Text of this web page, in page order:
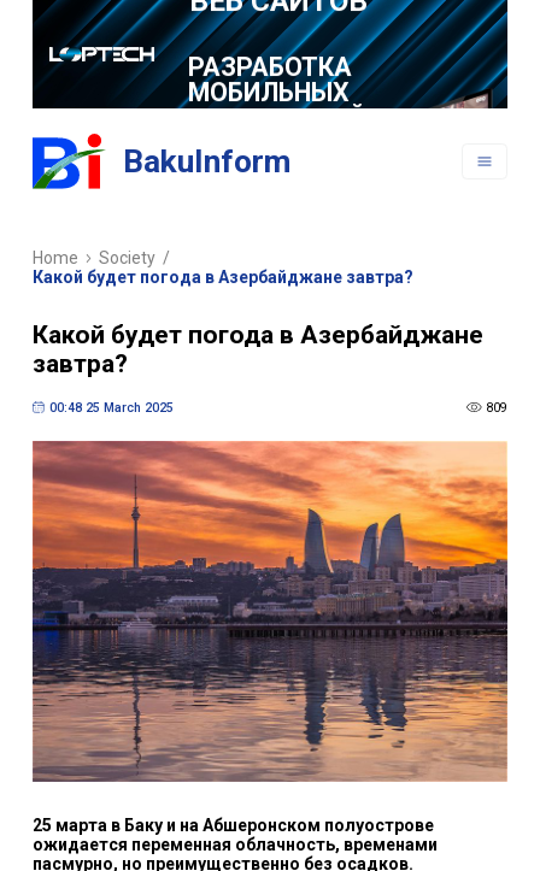
РАЗРАБОТКА
МОБИЛЬНЫХ
ПРИЛОЖЕНИЙ
BakuInform
Home Society /
Какой будет погода в Азербайджане завтра?
Какой будет погода в Азербайджане
завтра?
00:48 25 March 2025 809
25 марта в Баку и на Абшеронском полуострове
ожидается переменная облачность, временами
пасмурно, но преимущественно без осадков.